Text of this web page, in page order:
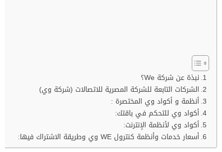
نبذة عن شركة We؟
الشركات التابعة للشركة المصرية للاتصالات (شركة وي)
أنظمة و أكواد وي المختصرة :
أكواد وي للتحكم في باقتك:
أكواد وي لأنظمة الإنترنت:
أسعار خدمات وأنظمة كنترول WE وي وطريقة الاشتراك فيها: